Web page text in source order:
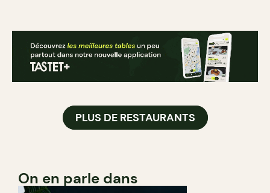
PLUS DE RESTAURANTS
On en parle dans